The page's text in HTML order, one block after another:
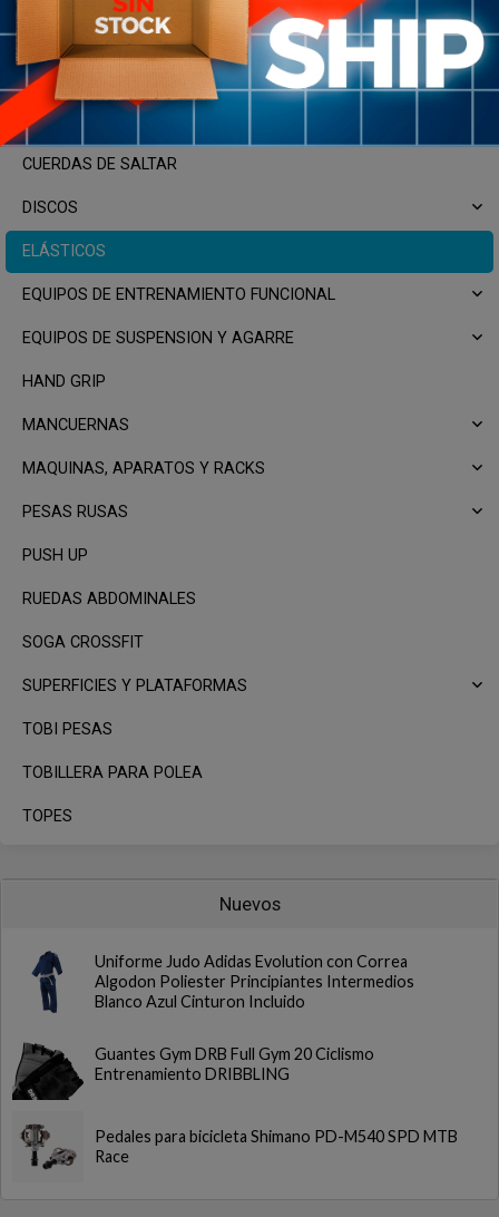
CABEZALES
CHALECOS CON PESO
CUERDAS DE SALTAR
DISCOS
ELÁSTICOS
EQUIPOS DE ENTRENAMIENTO FUNCIONAL
EQUIPOS DE SUSPENSION Y AGARRE
HAND GRIP
MANCUERNAS
MAQUINAS, APARATOS Y RACKS
PESAS RUSAS
PUSH UP
RUEDAS ABDOMINALES
SOGA CROSSFIT
SUPERFICIES Y PLATAFORMAS
TOBI PESAS
TOBILLERA PARA POLEA
TOPES
Nuevos
Uniforme Judo Adidas Evolution con Correa
Algodon Poliester Principiantes Intermedios
Blanco Azul Cinturon Incluido
Guantes Gym DRB Full Gym 20 Ciclismo
Entrenamiento DRIBBLING
Pedales para bicicleta Shimano PD-M540 SPD MTB
Race